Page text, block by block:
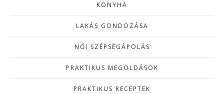
KONYHA
LAKÁS GONDOZÁSA
NŐI SZÉPSÉGÁPOLÁS
PRAKTIKUS MEGOLDÁSOK
PRAKTIKUS RECEPTEK